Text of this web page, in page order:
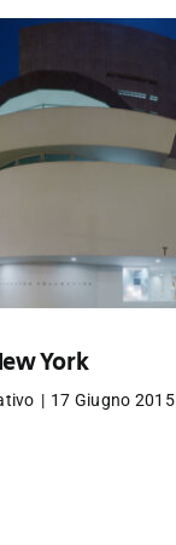
York
| 17 Giugno 2015